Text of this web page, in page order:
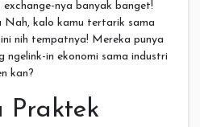
nya banyak banget!
kalo kamu tertarik sama
nih tempatnya! Mereka punya
ngelink-in ekonomi sama industri
kan?
Praktek